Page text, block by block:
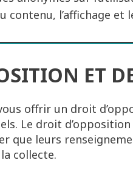
contenu, l’affichage
ET
offrir un droit
Le droit
que leurs
collecte.